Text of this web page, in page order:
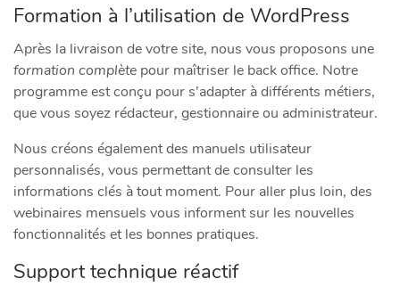
Formation à l’utilisation de WordPress
Après la livraison de votre site, nous vous proposons une
formation complète pour maîtriser le back office. Notre
programme est conçu pour s’adapter à différents métiers,
que vous soyez rédacteur, gestionnaire ou administrateur.
Nous créons également des manuels utilisateur
personnalisés, vous permettant de consulter les
informations clés à tout moment. Pour aller plus loin, des
webinaires mensuels vous informent sur les nouvelles
fonctionnalités et les bonnes pratiques.
Support technique réactif